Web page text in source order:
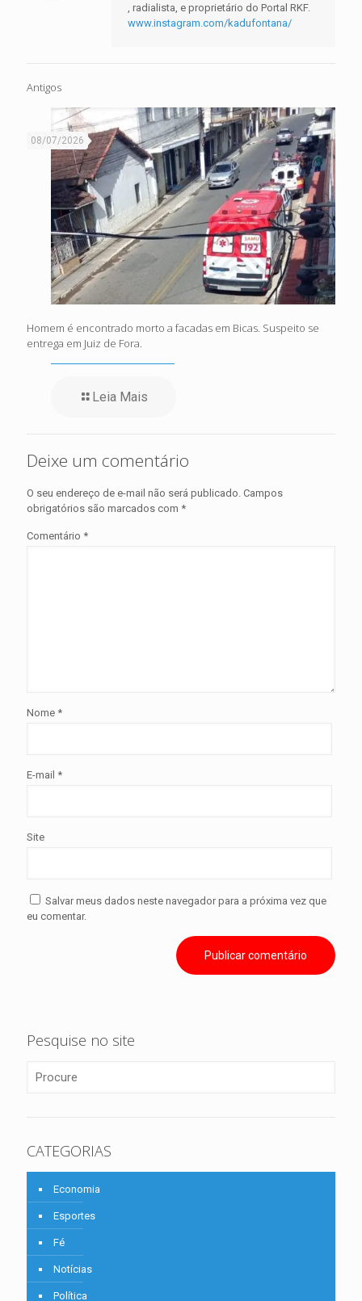
, radialista, e proprietário do Portal RKF.
www.instagram.com/kadufontana/
Antigos
08/07/2026
Homem é encontrado morto a facadas em Bicas. Suspeito se
entrega em Juiz de Fora.
Leia Mais
Deixe um comentário
O seu endereço de e-mail não será publicado. Campos
obrigatórios são marcados com *
Comentário *
Nome *
E-mail *
Site
Salvar meus dados neste navegador para a próxima vez que
eu comentar.
Pesquise no site
CATEGORIAS
Economia
Esportes
Fé
Notícias
Política